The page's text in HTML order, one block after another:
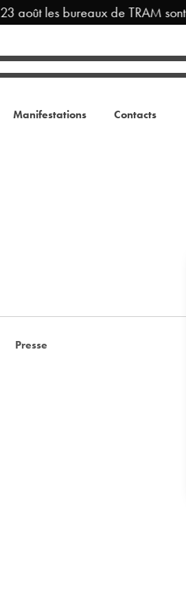
août les bureaux de TRAM
Manifestations Contacts
Presse